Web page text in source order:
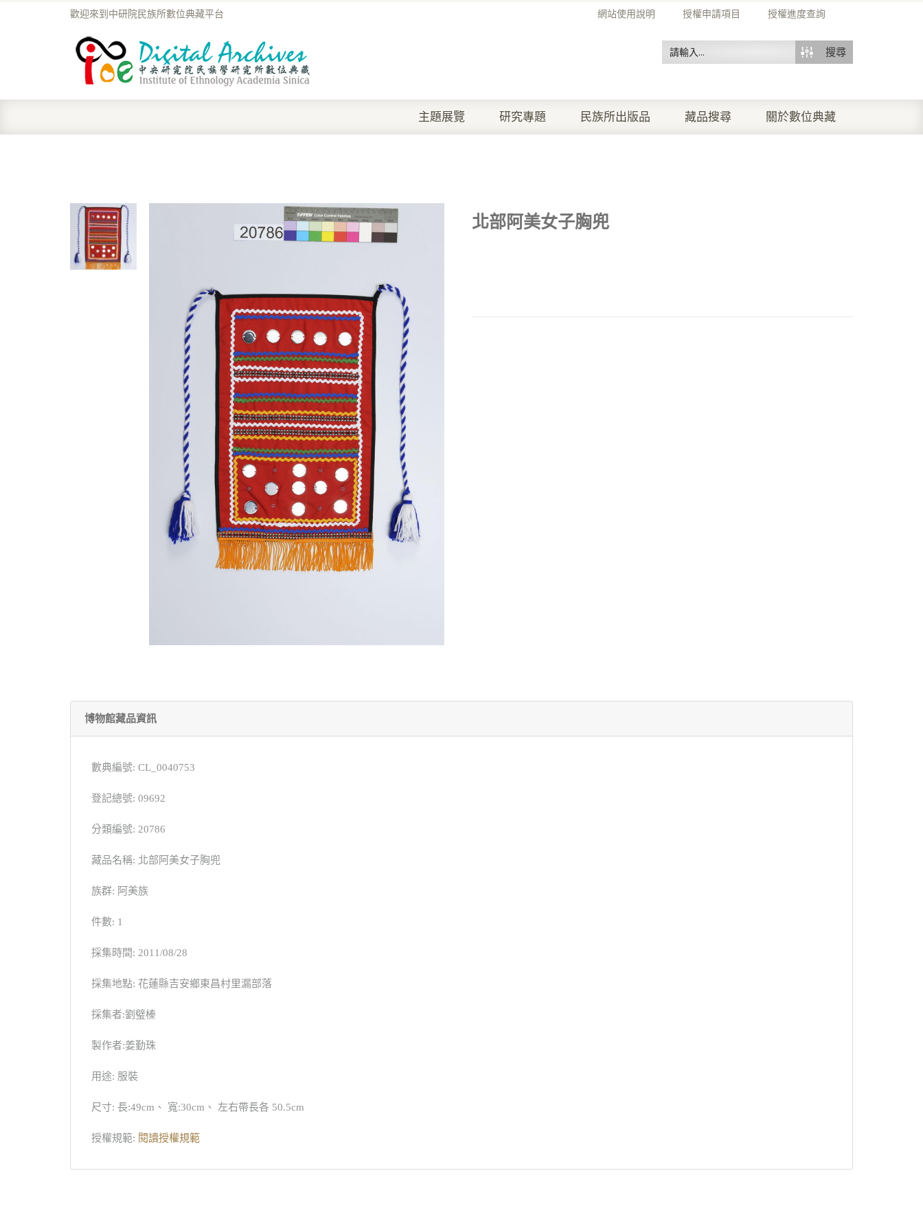
網站使用說明 授權申請項目 授權進度查詢
歡迎來到中研院民族所數位典藏平台
搜尋
主題展覽 研究專題 民族所出版品 藏品搜尋 關於數位典藏
北部阿美女子胸兜
博物館藏品資訊
數典編號: CL_0040753
登記總號: 09692
分類編號: 20786
藏品名稱: 北部阿美女子胸兜
族群: 阿美族
件數: 1
採集時間: 2011/08/28
採集地點: 花蓮縣吉安鄉東昌村里漏部落
採集者:劉璧榛
製作者:姜勤珠
用途: 服裝
尺寸: 長:49cm、 寬:30cm、 左右帶長各 50.5cm
授權規範: 閱讀授權規範